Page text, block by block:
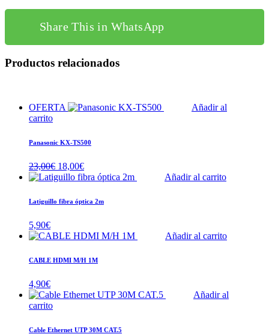
Share This in WhatsApp
Productos relacionados
OFERTA
Añadir al
carrito
Panasonic KX-TS500
23,00€ El
precio
era:
18,00€El
precio
es:
Añadir al carrito
Latiguillo fibra óptica 2m
5,90€
Añadir al carrito
CABLE HDMI M/H 1M
4,90€
Añadir al
carrito
Cable Ethernet UTP 30M CAT.5